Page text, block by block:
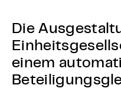
Die
einem